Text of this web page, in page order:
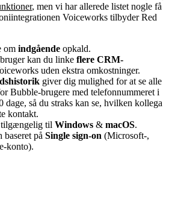
, men vi har allerede listet nogle få
Voiceworks tilbyder Red
om indgående opkald.
kan du linke flere CRM-
uden ekstra omkostninger.
giver dig mulighed for at se alle
Bubble-brugere med telefonnummeret i
dage, så du straks kan se, hvilken kollega
kontakt.
til Windows & macOS.
på Single sign-on (Microsoft-,
konto).